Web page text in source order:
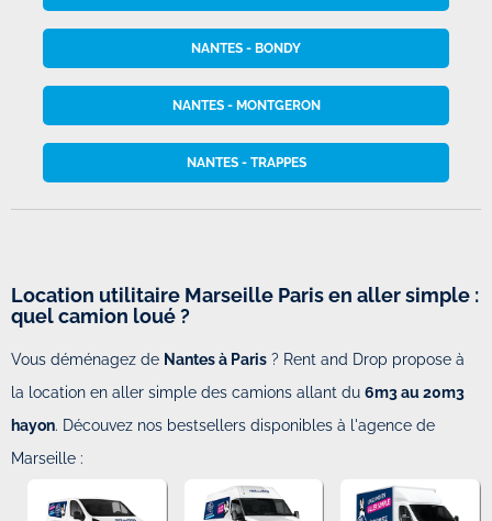
NANTES - BONDY
NANTES - MONTGERON
NANTES - TRAPPES
Location utilitaire Marseille Paris en aller simple :
quel camion loué ?
Vous déménagez de Nantes à Paris ? Rent and Drop propose à
la location en aller simple des camions allant du 6m3 au 20m3
hayon. Découvez nos bestsellers disponibles à l'agence de
Marseille :